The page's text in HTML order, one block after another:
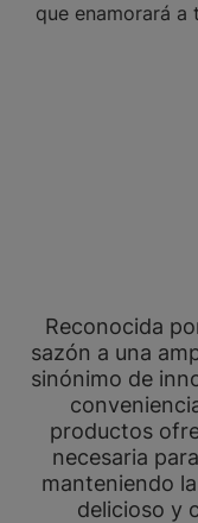
que enamorará a
Reconocida
sazón a una
sinónimo de
productos
necesaria
manteniendo
delicioso y